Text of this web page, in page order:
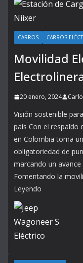
CARROS CARROS
Movilidad
20 enero, 2024
Visión sostenible
país Con el respaldo
en Colombia toma
obligatoriedad de
marcando un
Fomentando la
Leyendo